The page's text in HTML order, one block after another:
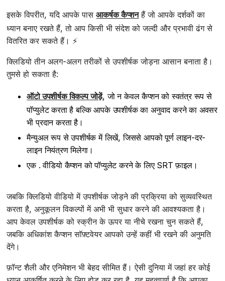
इसके विपरीत, यदि आपके पासआकर्षक कैप्शनहैं जो आपके दर्शकों का
ध्यान बनाए रखते हैं, तो आप किसी भी संदेश को जल्दी और प्रभावी ढंग से
वितरित कर सकते हैं। ⚡
क्लिडियो तीन अलग-अलग तरीकों से उपशीर्षक जोड़ना आसान बनाता है।
तुमसे हो सकता है:
ऑटो उपशीर्षक विकल्प जोड़ें, जो न केवल कैप्शन को स्वतंत्र रूप से
पॉप्युलेट करता है बल्कि आपके उपशीर्षक का अनुवाद करने का अवसर
भी प्रदान करता है।
मैन्युअल रूप से उपशीर्षक में लिखें, जिससे आपको पूर्ण लाइन-दर-
लाइन नियंत्रण मिलेगा।
एक . वीडियो कैप्शन को पॉप्युलेट करने के लिए SRT फ़ाइल।
जबकि क्लिडियो वीडियो में उपशीर्षक जोड़ने की प्रक्रिया को सुव्यवस्थित
करता है, अनुकूलन विकल्पों में अभी भी सुधार करने की आवश्यकता है।
आप केवल उपशीर्षक को स्क्रीन के ऊपर या नीचे रखना चुन सकते हैं,
जबकि अधिकांश कैप्शन सॉफ़्टवेयर आपको उन्हें कहीं भी रखने की अनुमति
देंगे।
फ़ॉन्ट शैली और एनिमेशन भी बेहद सीमित हैं। ऐसी दुनिया में जहां हर कोई